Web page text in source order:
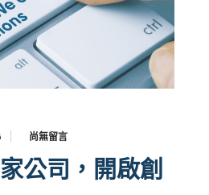
尚無留言
公司，開啟創